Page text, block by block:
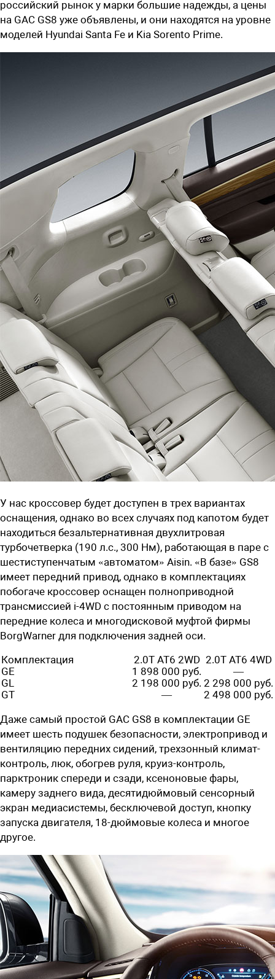
российский рынок у марки большие надежды, а цены
на GAC GS8 уже объявлены, и они находятся на уровне
моделей Hyundai Santa Fe и Kia Sorento Prime.
У нас кроссовер будет доступен в трех вариантах
оснащения, однако во всех случаях под капотом будет
находиться безальтернативная двухлитровая
турбочетверка (190 л.с., 300 Нм), работающая в паре с
шестиступенчатым «автоматом» Aisin. «В базе» GS8
имеет передний привод, однако в комплектациях
побогаче кроссовер оснащен полноприводной
трансмиссией i-4WD с постоянным приводом на
передние колеса и многодисковой муфтой фирмы
BorgWarner для подключения задней оси.
Комплектация
2.0T AT6 2WD 2.0T AT6 4WD
GE
1 898 000 руб.
—
GL
2 198 000 руб. 2 298 000 руб.
GT
—
2 498 000 руб.
Даже самый простой GAC GS8 в комплектации GE
имеет шесть подушек безопасности, электропривод и
вентиляцию передних сидений, трехзонный климат-
контроль, люк, обогрев руля, круиз-контроль,
парктроник спереди и сзади, ксеноновые фары,
камеру заднего вида, десятидюймовый сенсорный
экран медиасистемы, бесключевой доступ, кнопку
запуска двигателя, 18-дюймовые колеса и многое
другое.